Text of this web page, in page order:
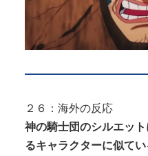
２６：海外の反応
神の騎士団のシルエッ
るキャラクターに似て